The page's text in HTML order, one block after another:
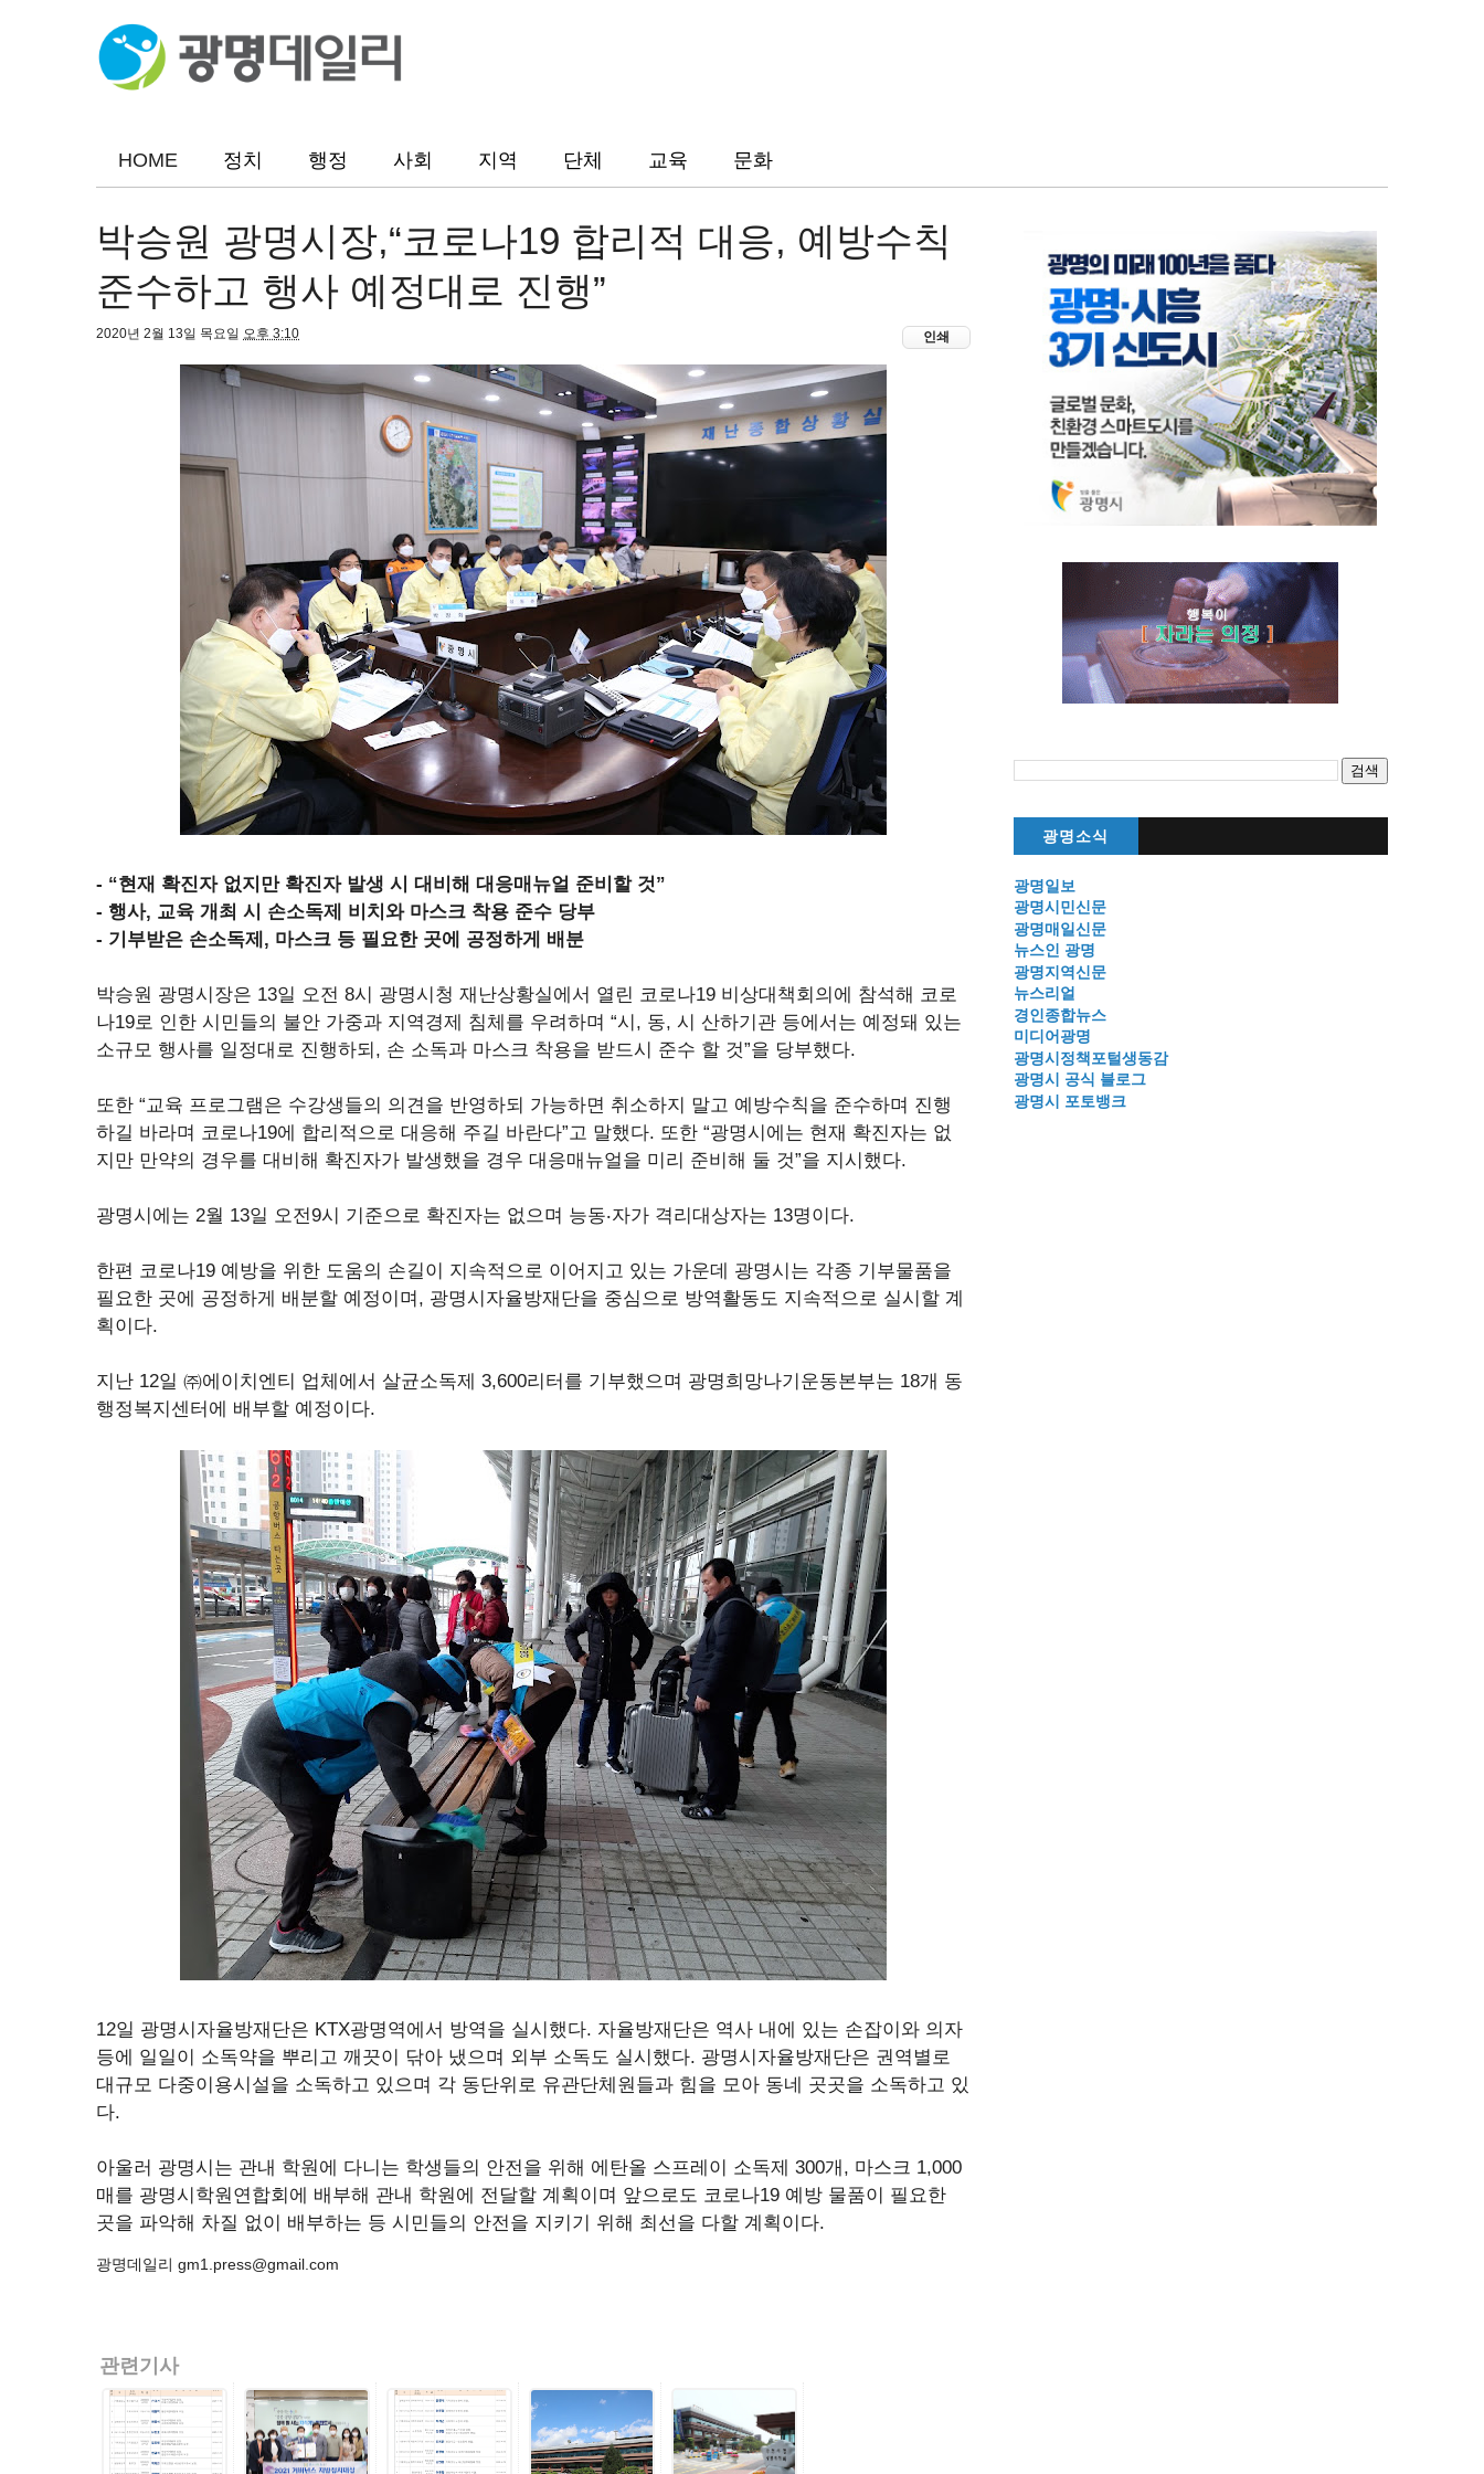
HOME 정치 행정 사회 지역 단체 교육 문화
박승원 광명시장,“코로나19 합리적 대응, 예방수칙
준수하고 행사 예정대로 진행”
2020년 2월 13일 목요일 오후 3:10 인쇄
- “현재 확진자 없지만 확진자 발생 시 대비해 대응매뉴얼 준비할 것”
- 행사, 교육 개최 시 손소독제 비치와 마스크 착용 준수 당부
- 기부받은 손소독제, 마스크 등 필요한 곳에 공정하게 배분
박승원 광명시장은 13일 오전 8시 광명시청 재난상황실에서 열린 코로나19 비상대책회의에 참석해 코로
나19로 인한 시민들의 불안 가중과 지역경제 침체를 우려하며 “시, 동, 시 산하기관 등에서는 예정돼 있는
소규모 행사를 일정대로 진행하되, 손 소독과 마스크 착용을 받드시 준수 할 것”을 당부했다.
또한 “교육 프로그램은 수강생들의 의견을 반영하되 가능하면 취소하지 말고 예방수칙을 준수하며 진행
하길 바라며 코로나19에 합리적으로 대응해 주길 바란다”고 말했다. 또한 “광명시에는 현재 확진자는 없
지만 만약의 경우를 대비해 확진자가 발생했을 경우 대응매뉴얼을 미리 준비해 둘 것”을 지시했다.
광명시에는 2월 13일 오전9시 기준으로 확진자는 없으며 능동‧자가 격리대상자는 13명이다.
한편 코로나19 예방을 위한 도움의 손길이 지속적으로 이어지고 있는 가운데 광명시는 각종 기부물품을
필요한 곳에 공정하게 배분할 예정이며, 광명시자율방재단을 중심으로 방역활동도 지속적으로 실시할 계
획이다.
지난 12일 ㈜에이치엔티 업체에서 살균소독제 3,600리터를 기부했으며 광명희망나기운동본부는 18개 동
행정복지센터에 배부할 예정이다.
12일 광명시자율방재단은 KTX광명역에서 방역을 실시했다. 자율방재단은 역사 내에 있는 손잡이와 의자
등에 일일이 소독약을 뿌리고 깨끗이 닦아 냈으며 외부 소독도 실시했다. 광명시자율방재단은 권역별로
대규모 다중이용시설을 소독하고 있으며 각 동단위로 유관단체원들과 힘을 모아 동네 곳곳을 소독하고 있
다.
아울러 광명시는 관내 학원에 다니는 학생들의 안전을 위해 에탄올 스프레이 소독제 300개, 마스크 1,000
매를 광명시학원연합회에 배부해 관내 학원에 전달할 계획이며 앞으로도 코로나19 예방 물품이 필요한
곳을 파악해 차질 없이 배부하는 등 시민들의 안전을 지키기 위해 최선을 다할 계획이다.
광명데일리 gm1.press@gmail.com
관련기사
광명소식
광명일보
광명시민신문
광명매일신문
뉴스인 광명
광명지역신문
뉴스리얼
경인종합뉴스
미디어광명
광명시정책포털생동감
광명시 공식 블로그
광명시 포토뱅크